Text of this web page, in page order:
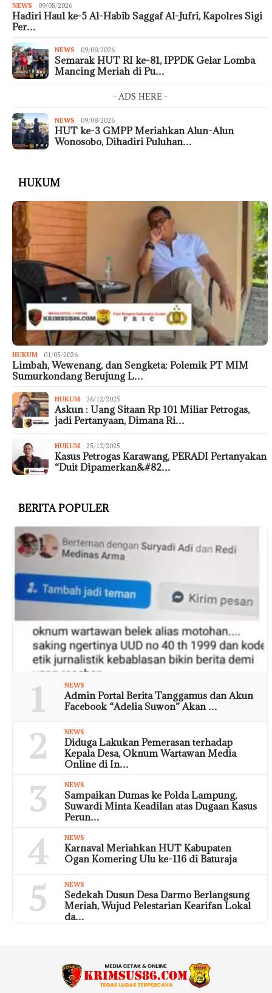
NEWS 09/08/2026
Hadiri Haul ke-5 Al-Habib Saggaf Al-Jufri, Kapolres Sigi
Per…
NEWS 09/08/2026
Semarak HUT RI ke-81, IPPDK Gelar Lomba
Mancing Meriah di Pu…
- ADS HERE -
NEWS 09/08/2026
HUT ke-3 GMPP Meriahkan Alun-Alun
Wonosobo, Dihadiri Puluhan…
HUKUM
HUKUM 01/05/2026
Limbah, Wewenang, dan Sengketa: Polemik PT MIM
Sumurkondang Berujung L…
HUKUM 26/12/2025
Askun : Uang Sitaan Rp 101 Miliar Petrogas,
jadi Pertanyaan, Dimana Ri…
HUKUM 25/12/2025
Kasus Petrogas Karawang, PERADI Pertanyakan
“Duit Dipamerkan&#82…
BERITA POPULER
1 NEWS
Admin Portal Berita Tanggamus dan Akun
Facebook “Adelia Suwon” Akan …
2 NEWS
Diduga Lakukan Pemerasan terhadap
Kepala Desa, Oknum Wartawan Media
Online di In…
3 NEWS
Sampaikan Dumas ke Polda Lampung,
Suwardi Minta Keadilan atas Dugaan Kasus
Perun…
4 NEWS
Karnaval Meriahkan HUT Kabupaten
Ogan Komering Ulu ke-116 di Baturaja
5 NEWS
Sedekah Dusun Desa Darmo Berlangsung
Meriah, Wujud Pelestarian Kearifan Lokal
da…